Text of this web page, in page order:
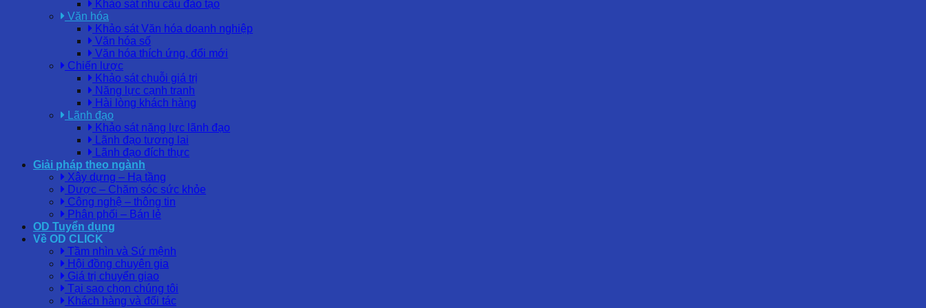
Khảo sát nhu cầu đào tạo
Văn hóa
Khảo sát Văn hóa doanh nghiệp
Văn hóa số
Văn hóa thích ứng, đổi mới
Chiến lược
Khảo sát chuỗi giá trị
Năng lực cạnh tranh
Hài lòng khách hàng
Lãnh đạo
Khảo sát năng lực lãnh đạo
Lãnh đạo tương lai
Lãnh đạo đích thực
Giải pháp theo ngành
Xây dựng – Hạ tầng
Dược – Chăm sóc sức khỏe
Công nghệ – thông tin
Phân phối – Bán lẻ
OD Tuyển dụng
Về OD CLICK
Tầm nhìn và Sứ mệnh
Hội đồng chuyên gia
Giá trị chuyển giao
Tại sao chọn chúng tôi
Khách hàng và đối tác